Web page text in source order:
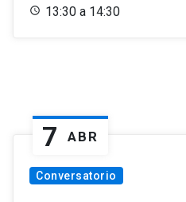
13:30 a 14:30
7 ABR
Conversatorio